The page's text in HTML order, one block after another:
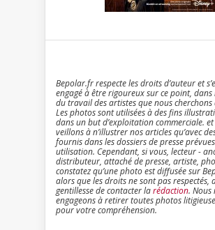
Bepolar.fr respecte les droits d’auteur et
engagé à être rigoureux sur ce point, dans
du travail des artistes que nous
Les photos sont utilisées à des fins
dans un but d’exploitation commerciale.
veillons à n’illustrer nos articles qu’avec
fournis dans les dossiers de presse
utilisation. Cependant, si vous, lecteur -
distributeur, attaché de presse, artiste,
constatez qu’une photo est diffusée sur
alors que les droits ne sont pas respectés,
gentillesse de contacter larédaction. Nous
engageons à retirer toutes photos
pour votre compréhension.